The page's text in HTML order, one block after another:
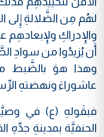
لهُم مِن الضَّلالةِ إِلى
والإِدراكِ
أَن يُزيدُوا من سوادِ
وهذا هوَ بالضَّبط
عاشوراءَ ونهضتهِ
فبقَولهِ (ع) في
الحنفيَّة بمدينةِ جدِّهِ